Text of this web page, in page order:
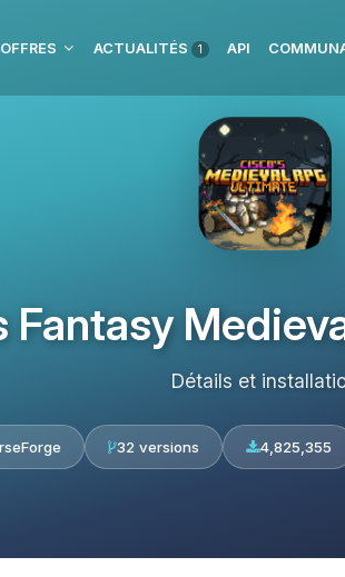
ACTUALITÉS 1 API
Fantasy
Détails et
32 versions 4,825,355